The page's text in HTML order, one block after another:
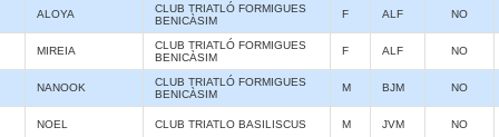
ALOYA
CLUB TRIATLÓ FORMIGUES
BENICÀSIM
F ALF NO
MIREIA
CLUB TRIATLÓ FORMIGUES
BENICÀSIM
F ALF NO
NANOOK
CLUB TRIATLÓ FORMIGUES
BENICÀSIM
M BJM NO
NOEL CLUB TRIATLO BASILISCUS M JVM NO